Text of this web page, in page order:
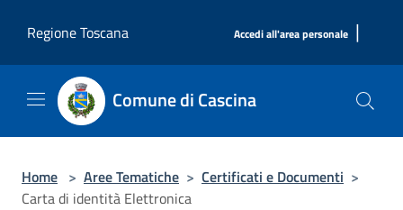
Regione Toscana
Accedi all'area personale |
Comune di Cascina
Home > Aree Tematiche > Certificati e Documenti >
Carta di identità Elettronica